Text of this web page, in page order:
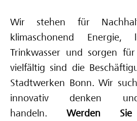
Interviews Auszubildende
Deine Ausbilderinnen und
Wir stehen für
klimaschonend Energie,
Trinkwasser und sorgen
vielfältig sind die
Stadtwerken Bonn. Wir
innovativ denken
handeln. Werden